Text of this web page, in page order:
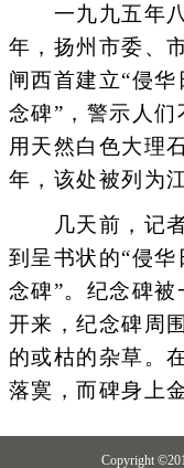
一九九五年八
年，扬州市委、
闸西首建立“侵
念碑”，警示人
用天然白色大理
年，该处被列为
几天前，记者
到呈书状的“侵
念碑”。纪念碑
开来，纪念碑周
的或枯的杂草。
落寞，而碑身上
Copyright